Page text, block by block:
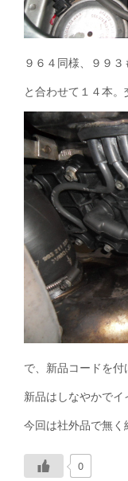
９６４同様、９９
と合わせて１４本。
で、新品コードを付
新品はしなやかでイ
今回は社外品で無く
0